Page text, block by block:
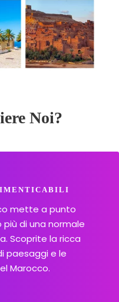
Noi?
mette a punto
più di una normale
Scoprite la ricca
paesaggi e le
Marocco.